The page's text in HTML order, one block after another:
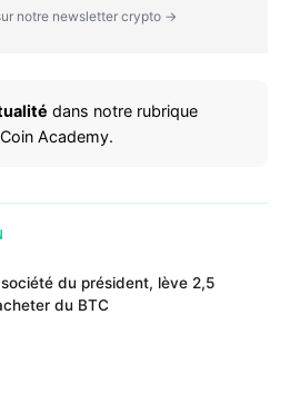
notre newsletter crypto →
dans notre rubrique
Academy.
du président, lève 2,5
du BTC